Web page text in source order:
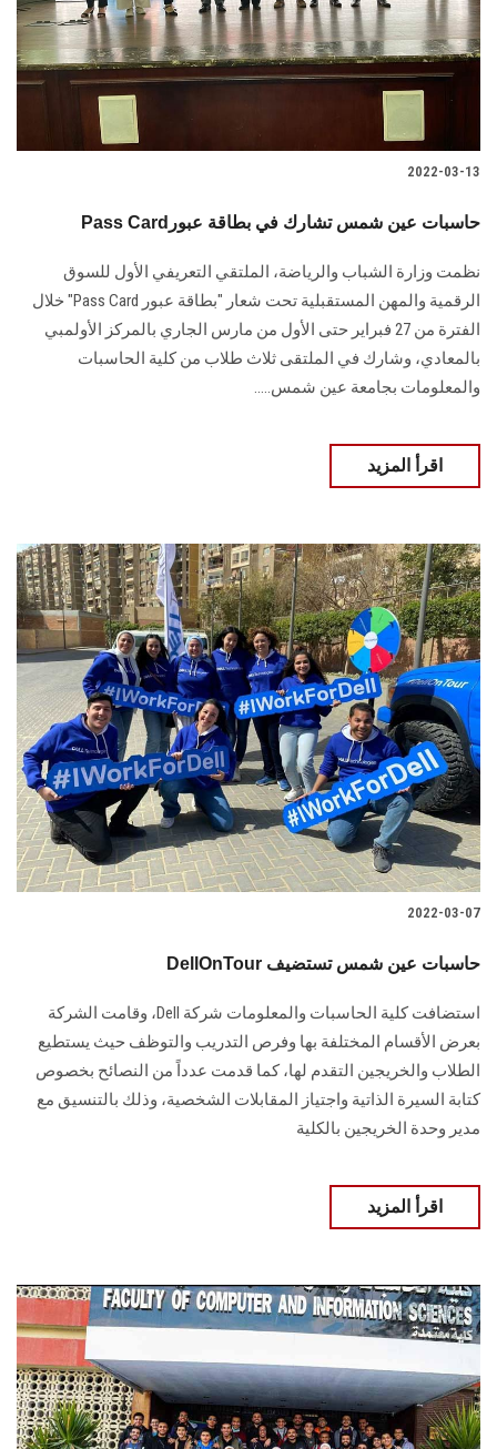
2022-03-13
Pass Cardحاسبات عين شمس تشارك في بطاقة عبور
نظمت وزارة الشباب والرياضة، الملتقي التعريفي الأول للسوق
الرقمية والمهن المستقبلية تحت شعار "بطاقة عبور Pass Card" خلال
الفترة من 27 فبراير حتى الأول من مارس الجاري بالمركز الأولمبي
بالمعادي، وشارك في الملتقى ثلاث طلاب من كلية الحاسبات
والمعلومات بجامعة عين شمس.....
اقرأ المزيد
2022-03-07
DellOnTour حاسبات عين شمس تستضيف
استضافت كلية الحاسبات والمعلومات شركة Dell، وقامت الشركة
بعرض الأقسام المختلفة بها وفرص التدريب والتوظف حيث يستطيع
الطلاب والخريجين التقدم لها، كما قدمت عدداً من النصائح بخصوص
كتابة السيرة الذاتية واجتياز المقابلات الشخصية، وذلك بالتنسيق مع
مدير وحدة الخريجين بالكلية
اقرأ المزيد